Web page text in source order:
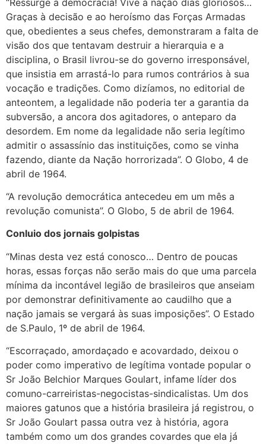
Graças à decisão e ao heroísmo das Forças Armadas
que, obedientes a seus chefes, demonstraram a falta de
visão dos que tentavam destruir a hierarquia e a
disciplina, o Brasil livrou-se do governo irresponsável,
que insistia em arrastá-lo para rumos contrários à sua
vocação e tradições. Como dizíamos, no editorial de
anteontem, a legalidade não poderia ter a garantia da
subversão, a ancora dos agitadores, o anteparo da
desordem. Em nome da legalidade não seria legítimo
admitir o assassínio das instituições, como se vinha
fazendo, diante da Nação horrorizada”. O Globo, 4 de
abril de 1964.
“A revolução democrática antecedeu em um mês a
revolução comunista”. O Globo, 5 de abril de 1964.
Conluio dos jornais golpistas
“Minas desta vez está conosco… Dentro de poucas
horas, essas forças não serão mais do que uma parcela
mínima da incontável legião de brasileiros que anseiam
por demonstrar definitivamente ao caudilho que a
nação jamais se vergará às suas imposições”. O Estado
de S.Paulo, 1º de abril de 1964.
“Escorraçado, amordaçado e acovardado, deixou o
poder como imperativo de legítima vontade popular o
Sr João Belchior Marques Goulart, infame líder dos
comuno-carreiristas-negocistas-sindicalistas. Um dos
maiores gatunos que a história brasileira já registrou, o
Sr João Goulart passa outra vez à história, agora
também como um dos grandes covardes que ela já